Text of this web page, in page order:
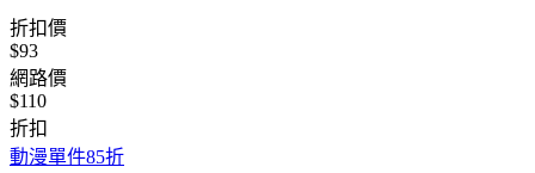
折扣價
$93
網路價
$110
折扣
動漫單件85折